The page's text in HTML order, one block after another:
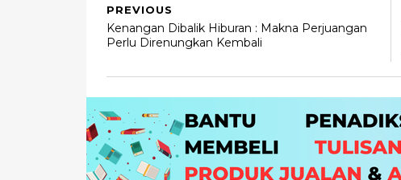
PREVIOUS
Kenangan Dibalik Hiburan : Makna Perjuangan
Perlu Direnungkan Kembali